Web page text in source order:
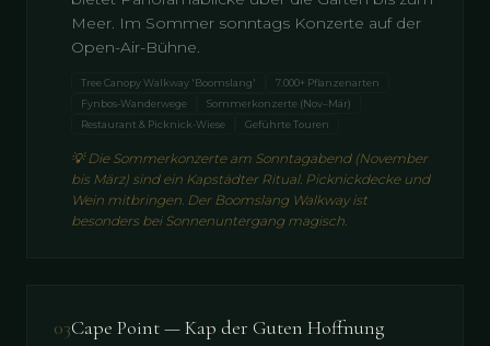
Meer. Im Sommer sonntags Konzerte auf der
Open-Air-Bühne.
Tree Canopy Walkway 'Boomslang'
7.000+ Pflanzenarten
Fynbos-Wanderwege
Sommerkonzerte (Nov–Mär)
Restaurant & Picknick-Wiese
Geführte Touren
💡Die Sommerkonzerte am Sonntagabend (November
bis März) sind ein Kapstädter Ritual. Picknickdecke und
Wein mitbringen. Der Boomslang Walkway ist
besonders bei Sonnenuntergang magisch.
03Cape Point — Kap der Guten Hoffnung